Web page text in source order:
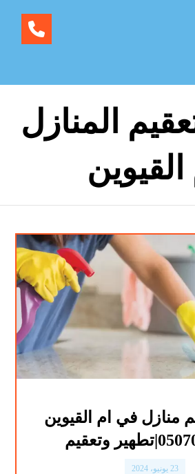
المنازل
القيوين
منازل في ام القيوين
23 يونيو، 2024